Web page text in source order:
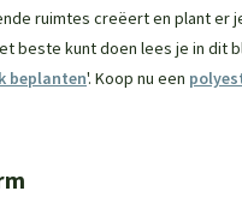
ruimtes creëert en plant er
beste kunt doen lees je in dit
beplanten'. Koop nu een